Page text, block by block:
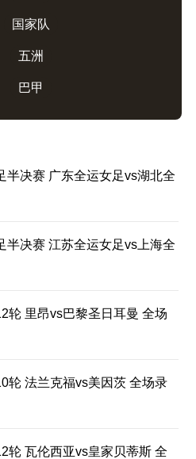
国家队
五洲
巴甲
半决赛 广东全运女足vs湖北全
半决赛 江苏全运女足vs上海全
轮 里昂vs巴黎圣日耳曼 全场
轮 法兰克福vs美因茨 全场录
轮 瓦伦西亚vs皇家贝蒂斯 全